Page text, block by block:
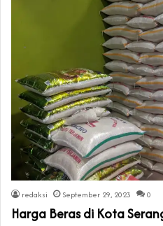
redaksi September 29, 2023 0
Harga Beras di Kota